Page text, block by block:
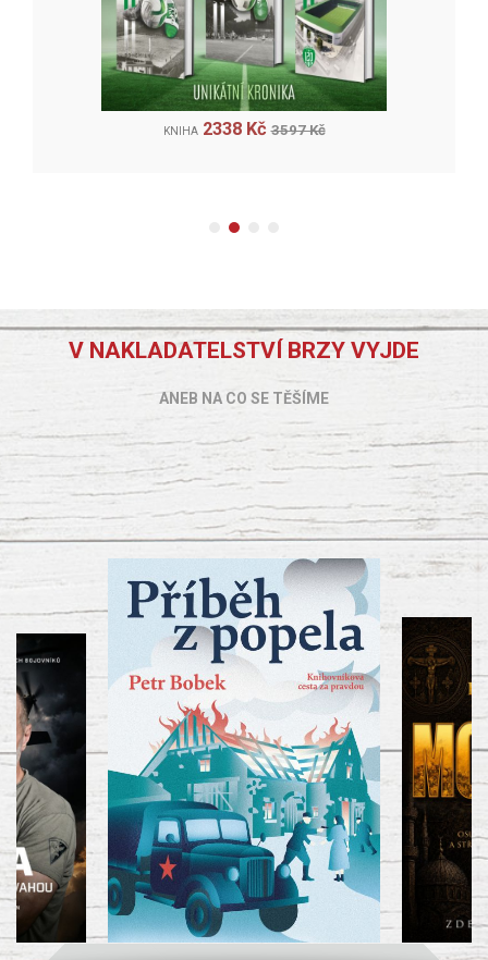
KNIHA 2338 Kč 3597 Kč
V NAKLADATELSTVÍ BRZY VYJDE
ANEB NA CO SE TĚŠÍME